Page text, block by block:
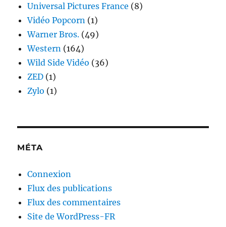
Universal Pictures France (8)
Vidéo Popcorn (1)
Warner Bros. (49)
Western (164)
Wild Side Vidéo (36)
ZED (1)
Zylo (1)
MÉTA
Connexion
Flux des publications
Flux des commentaires
Site de WordPress-FR